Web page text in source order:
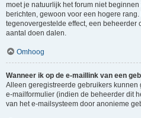
moet je natuurlijk het forum niet
berichten, gewoon voor een hogere
tegenovergestelde effect, een beheerder
aantal doen dalen.
Omhoog
Wanneer ik op de e-maillink van een
Alleen geregistreerde gebruikers
e-mailformulier (indien de beheerder dit
van het e-mailsysteem door anonieme